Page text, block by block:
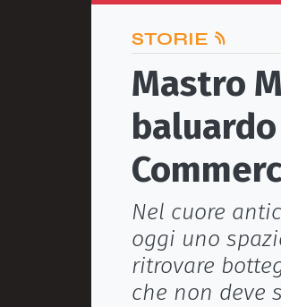
STORIE
Mastro
Nel cuore
oggi uno
ritrovare
che non deve